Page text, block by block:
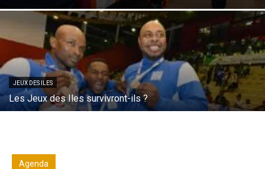
JEUX DES ILES
Les Jeux des Iles survivront-ils ?
Agenda